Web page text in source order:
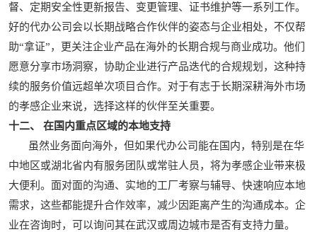
督、定期安全性更新报告、变更管理、证书维护等一系列工作。
好的代办公司会以长期战略合作伙伴的姿态与企业相处，不仅帮
助“拿证”，更关注企业产品在海外的长期合规与商业成功。他们
愿意分享市场洞察，协助企业进行产品迭代的合规规划，这种持
续的服务价值远超单次项目合作。对于有志于长期深耕海外市场
的孝感企业来说，选择这样的伙伴至关重要。
十二、 在国内重点区域的本地支持
虽然业务面向海外，但如果代办公司能在国内，特别是在华
中地区或湖北省内有服务团队或常驻人员，将为孝感企业带来极
大便利。面对面的沟通、实地的工厂考察与辅导、快速响应本地
需求，这些都能提升合作效率，减少因距离产生的沟通成本。企
业在咨询时，可以询问其在武汉或周边城市是否有支持力量。